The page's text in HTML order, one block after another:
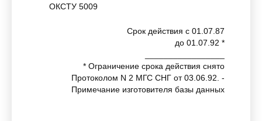
ОКСТУ 5009
Срок действия с 01.07.87
до 01.07.92 *
* Ограничение срока действия снято
Протоколом N 2 МГС СНГ от 03.06.92. -
Примечание изготовителя базы данных